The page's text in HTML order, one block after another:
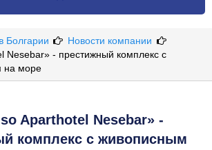
Болгарии
Новости компании
Nesebar» - престижный комплекс с
на море
Aparthotel Nesebar» -
комплекс с живописным